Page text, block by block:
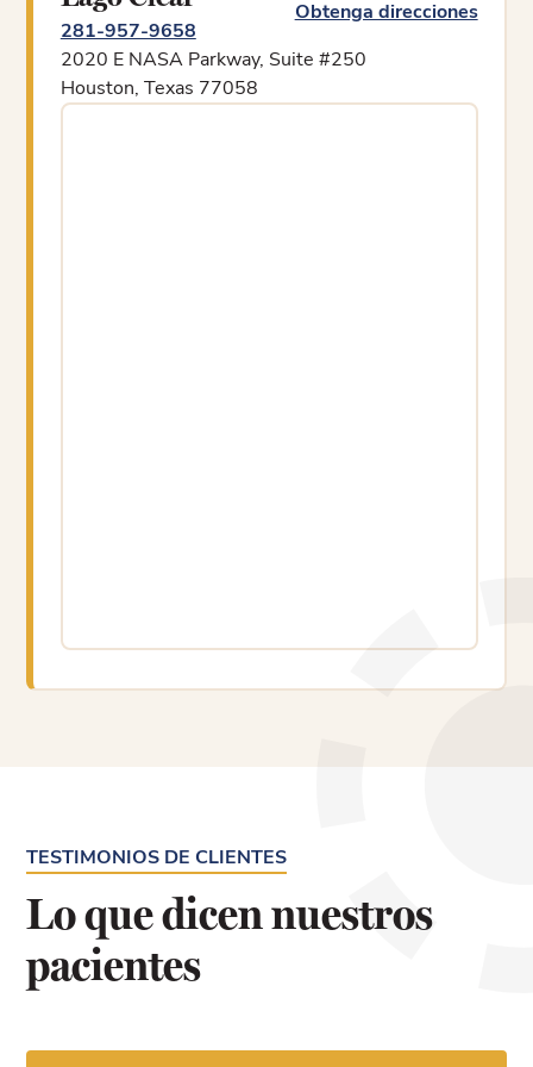
281-957-9658
Obtenga direcciones
2020 E NASA Parkway, Suite #250
Houston, Texas 77058
TESTIMONIOS DE CLIENTES
Lo que dicen nuestros
pacientes